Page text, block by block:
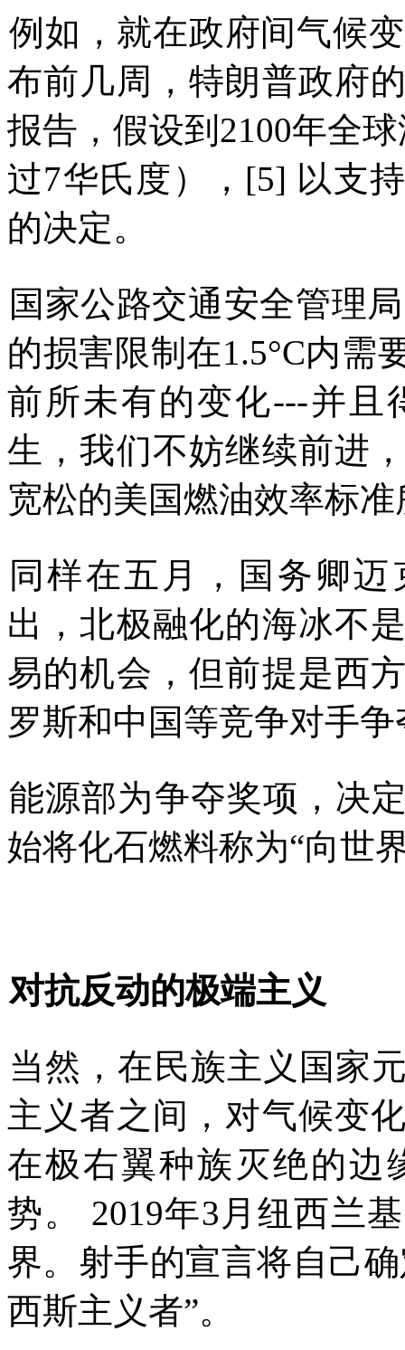
例如，就在政府间气候
布前几周，特朗普政府
报告，假设到 2100年全
过7华氏度）， [5] 以支
的决定。
国家公路交通安全管理
的损害限制在1.5°C内需
前所未有的变化---并且
生，我们不妨继续前进
宽松的美国燃油效率标
同样在五月，国务卿迈
出，北极融化的海冰不
易的机会，但前提是西
罗斯和中国等竞争对手
能源部为争夺奖项，决
始将化石燃料称为“向世
对抗反动的极端主义
当然，在民族主义国家
主义者之间，对气候变
在极右翼种族灭绝的边
势。
2019年3 月纽西兰
界。射手的宣言将自己
西斯主义者”。